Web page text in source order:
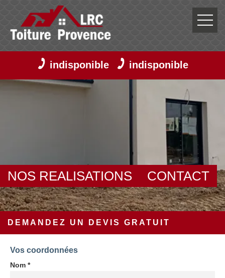
indisponible indisponible
NOS REALISATIONS CONTACT
DEMANDEZ UN DEVIS GRATUIT
Vos coordonnées
Nom *